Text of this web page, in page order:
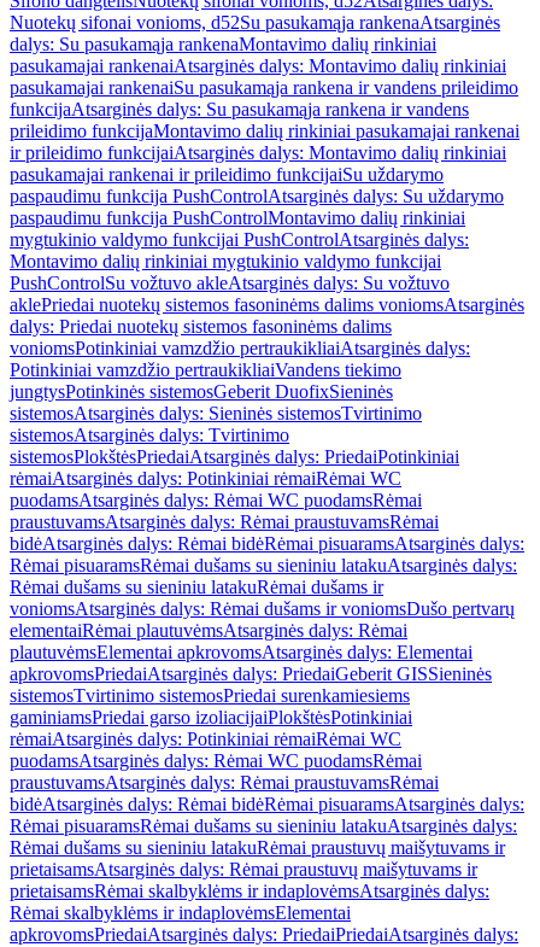
Nuotekų sifonai vonioms, d52Su pasukamąja rankenaAtsarginės
dalys: Su pasukamąja rankenaMontavimo dalių rinkiniai
pasukamajai rankenaiAtsarginės dalys: Montavimo dalių rinkiniai
pasukamajai rankenaiSu pasukamąja rankena ir vandens prileidimo
funkcijaAtsarginės dalys: Su pasukamąja rankena ir vandens
prileidimo funkcijaMontavimo dalių rinkiniai pasukamajai rankenai
ir prileidimo funkcijaiAtsarginės dalys: Montavimo dalių rinkiniai
pasukamajai rankenai ir prileidimo funkcijaiSu uždarymo
paspaudimu funkcija PushControlAtsarginės dalys: Su uždarymo
paspaudimu funkcija PushControlMontavimo dalių rinkiniai
mygtukinio valdymo funkcijai PushControlAtsarginės dalys:
Montavimo dalių rinkiniai mygtukinio valdymo funkcijai
PushControlSu vožtuvo akleAtsarginės dalys: Su vožtuvo
aklePriedai nuotekų sistemos fasoninėms dalims voniomsAtsarginės
dalys: Priedai nuotekų sistemos fasoninėms dalims
voniomsPotinkiniai vamzdžio pertraukikliaiAtsarginės dalys:
Potinkiniai vamzdžio pertraukikliaiVandens tiekimo
jungtysPotinkinės sistemosGeberit DuofixSieninės
sistemosAtsarginės dalys: Sieninės sistemosTvirtinimo
sistemosAtsarginės dalys: Tvirtinimo
sistemosPlokštėsPriedaiAtsarginės dalys: PriedaiPotinkiniai
rėmaiAtsarginės dalys: Potinkiniai rėmaiRėmai WC
puodamsAtsarginės dalys: Rėmai WC puodamsRėmai
praustuvamsAtsarginės dalys: Rėmai praustuvamsRėmai
bidėAtsarginės dalys: Rėmai bidėRėmai pisuaramsAtsarginės dalys:
Rėmai pisuaramsRėmai dušams su sieniniu latakuAtsarginės dalys:
Rėmai dušams su sieniniu latakuRėmai dušams ir
voniomsAtsarginės dalys: Rėmai dušams ir voniomsDušo pertvarų
elementaiRėmai plautuvėmsAtsarginės dalys: Rėmai
plautuvėmsElementai apkrovomsAtsarginės dalys: Elementai
apkrovomsPriedaiAtsarginės dalys: PriedaiGeberit GISSieninės
sistemosTvirtinimo sistemosPriedai surenkamiesiems
gaminiamsPriedai garso izoliacijaiPlokštėsPotinkiniai
rėmaiAtsarginės dalys: Potinkiniai rėmaiRėmai WC
puodamsAtsarginės dalys: Rėmai WC puodamsRėmai
praustuvamsAtsarginės dalys: Rėmai praustuvamsRėmai
bidėAtsarginės dalys: Rėmai bidėRėmai pisuaramsAtsarginės dalys:
Rėmai pisuaramsRėmai dušams su sieniniu latakuAtsarginės dalys:
Rėmai dušams su sieniniu latakuRėmai praustuvų maišytuvams ir
prietaisamsAtsarginės dalys: Rėmai praustuvų maišytuvams ir
prietaisamsRėmai skalbyklėms ir indaplovėmsAtsarginės dalys:
Rėmai skalbyklėms ir indaplovėmsElementai
apkrovomsPriedaiAtsarginės dalys: PriedaiPriedaiAtsarginės dalys: